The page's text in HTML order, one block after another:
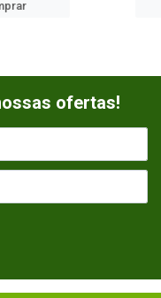
ofertas!